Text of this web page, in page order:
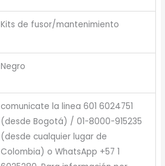
Kits de fusor/mantenimiento
Negro
comunicate la linea 601 6024751
(desde Bogotá) / 01-8000-915235
(desde cualquier lugar de
Colombia) o WhatsApp +57 1